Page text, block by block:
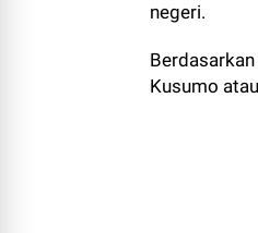
negeri.
Kusumo